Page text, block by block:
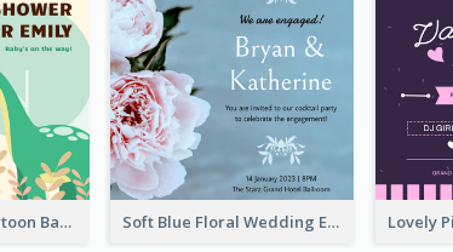
Animals Safari Cartoon Baby Shower Invitation Soft Blue Floral Wedding Engagement Invitation